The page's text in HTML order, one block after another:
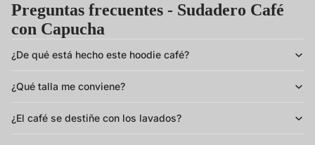
Preguntas frecuentes - Sudadero Café
con Capucha
¿De qué está hecho este hoodie café?
¿Qué talla me conviene?
¿El café se destiñe con los lavados?